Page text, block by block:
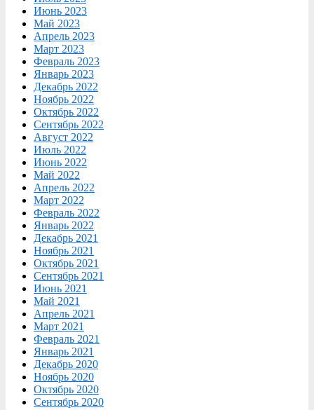
Июнь 2023
Май 2023
Апрель 2023
Март 2023
Февраль 2023
Январь 2023
Декабрь 2022
Ноябрь 2022
Октябрь 2022
Сентябрь 2022
Август 2022
Июль 2022
Июнь 2022
Май 2022
Апрель 2022
Март 2022
Февраль 2022
Январь 2022
Декабрь 2021
Ноябрь 2021
Октябрь 2021
Сентябрь 2021
Июнь 2021
Май 2021
Апрель 2021
Март 2021
Февраль 2021
Январь 2021
Декабрь 2020
Ноябрь 2020
Октябрь 2020
Сентябрь 2020